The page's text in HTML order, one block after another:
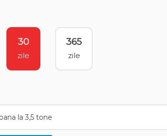
30
zile
365
zile